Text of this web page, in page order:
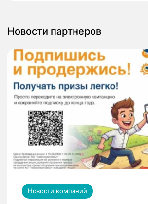
Новости партнеров
Новости компаний